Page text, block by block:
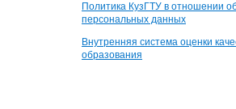
Политика КузГТУ в отношении
персональных данных
Внутренняя система оценки
образования